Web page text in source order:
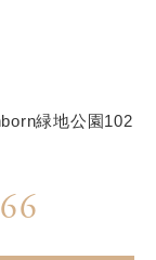
緑地公園102